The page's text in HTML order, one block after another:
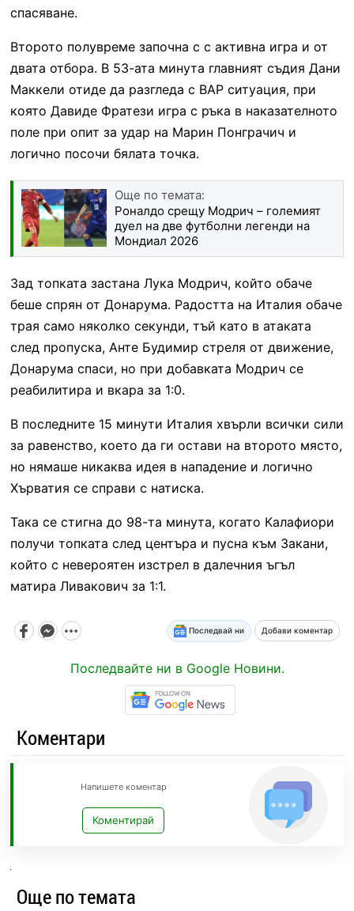
спасяване.
Второто полувреме започна с с активна игра и от
двата отбора. В 53-ата минута главният съдия Дани
Маккели отиде да разгледа с ВАР ситуация, при
която Давиде Фратези игра с ръка в наказателното
поле при опит за удар на Марин Понграчич и
логично посочи бялата точка.
Още по темата:
Роналдо срещу Модрич – големият
дуел на две футболни легенди на
Мондиал 2026
Зад топката застана Лука Модрич, който обаче
беше спрян от Донарума. Радостта на Италия обаче
трая само няколко секунди, тъй като в атаката
след пропуска, Анте Будимир стреля от движение,
Донарума спаси, но при добавката Модрич се
реабилитира и вкара за 1:0.
В последните 15 минути Италия хвърли всички сили
за равенство, което да ги остави на второто място,
но нямаше никаква идея в нападение и логично
Хърватия се справи с натиска.
Така се стигна до 98-та минута, когато Калафиори
получи топката след центъра и пусна към Закани,
който с невероятен изстрел в далечния ъгъл
матира Ливакович за 1:1.
Последвай ни Добави коментар
Последвайте ни в Google Новини.
Коментари
Напишете коментар
Коментирай
Още по темата